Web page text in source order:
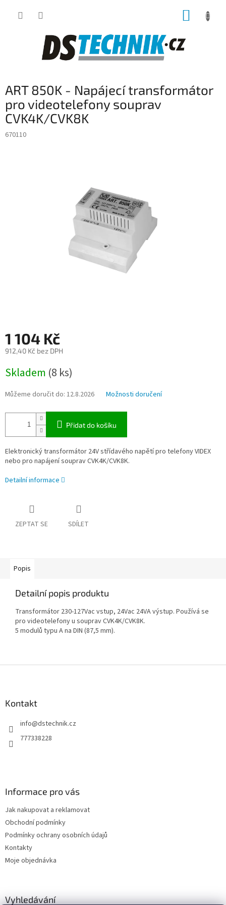
ART 850K - Napájecí transformátor
pro videotelefony souprav
CVK4K/CVK8K
670110
1 104 Kč
912,40 Kč bez DPH
cena:
Skladem (8 ks)
Můžeme doručit do: 12.8.2026 Možnosti doručení
Přidat do košíku
Elektronický transformátor 24V střídavého napětí pro telefony VIDEX
nebo pro napájení souprav CVK4K/CVK8K.
Detailní informace
ZEPTAT SE SDÍLET
Popis
Detailní popis produktu
Transformátor 230-127Vac vstup, 24Vac 24VA výstup. Používá se
pro videotelefony u souprav CVK4K/CVK8K.
5 modulů typu A na DIN (87,5 mm).
Kontakt
info@dstechnik.cz
777338228
Informace pro vás
Jak nakupovat a reklamovat
Obchodní podmínky
Podmínky ochrany osobních údajů
Kontakty
Moje objednávka
Vyhledávání